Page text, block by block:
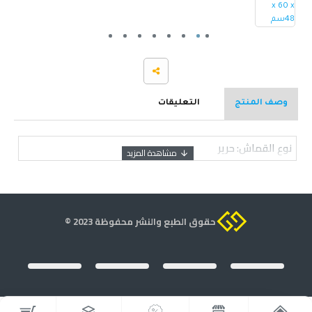
وصف المنتج التعليقات
نوع القماش: حرير
حقوق الطبع والنشر محفوظة 2023 ©